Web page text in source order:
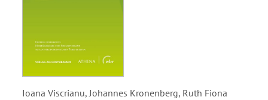
Ioana Viscrianu, Johannes Kronenberg, Ruth Fiona